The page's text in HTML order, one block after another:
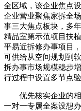
全区域，该企业焦点
企业营业聚焦家拆全
事三大焦点板块，多
精品室第示范项目扶
平易近拆修办事项目
可供给从空间规划到
拆办事市场规模稳步
行过程中设置多节点验
优先核实企业的相
一对一专属全案设想